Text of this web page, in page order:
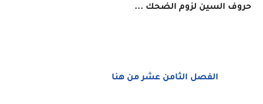
حروف السين لزوم الضحك ...
الفصل الثامن عشر من هنا